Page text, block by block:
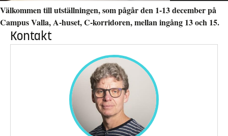
Välkommen till utställningen, som pågår den 1-13 december på
Campus Valla, A-huset, C-korridoren, mellan ingång 13 och 15.
Kontakt